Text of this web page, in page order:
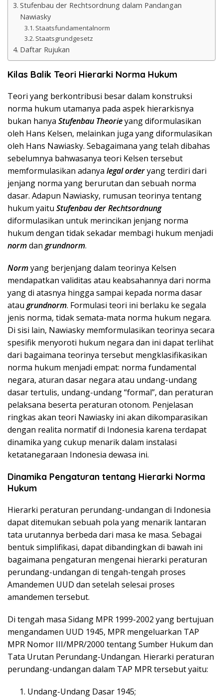
Stufenbau der Rechtsordnung dalam Pandangan
Nawiasky
Staatsfundamentalnorm
Staatsgrundgesetz
Daftar Rujukan
Kilas Balik Teori Hierarki Norma Hukum
Teori yang berkontribusi besar dalam konstruksi
norma hukum utamanya pada aspek hierarkisnya
bukan hanya Stufenbau Theorieyang diformulasikan
oleh Hans Kelsen, melainkan juga yang diformulasikan
oleh Hans Nawiasky. Sebagaimana yang telah dibahas
sebelumnya bahwasanya teori Kelsen tersebut
memformulasikan adanya legal orderyang terdiri dari
jenjang norma yang berurutan dan sebuah norma
dasar. Adapun Nawiasky, rumusan teorinya tentang
hukum yaitu Stufenbau der Rechtsordnung
diformulasikan untuk merincikan jenjang norma
hukum dengan tidak sekadar membagi hukum menjadi
normdan grundnorm.
Normyang berjenjang dalam teorinya Kelsen
mendapatkan validitas atau keabsahannya dari norma
yang di atasnya hingga sampai kepada norma dasar
atau grundnorm. Formulasi teori ini berlaku ke segala
jenis norma, tidak semata-mata norma hukum negara.
Di sisi lain, Nawiasky memformulasikan teorinya secara
spesifik menyoroti hukum negara dan ini dapat terlihat
dari bagaimana teorinya tersebut mengklasifikasikan
norma hukum menjadi empat: norma fundamental
negara, aturan dasar negara atau undang-undang
dasar tertulis, undang-undang “formal”, dan peraturan
pelaksana beserta peraturan otonom. Penjelasan
ringkas akan teori Nawiasky ini akan dikomparasikan
dengan realita normatif di Indonesia karena terdapat
dinamika yang cukup menarik dalam instalasi
ketatanegaraan Indonesia dewasa ini.
Dinamika Pengaturan tentang Hierarki Norma
Hukum
Hierarki peraturan perundang-undangan di Indonesia
dapat ditemukan sebuah pola yang menarik lantaran
tata urutannya berbeda dari masa ke masa. Sebagai
bentuk simplifikasi, dapat dibandingkan di bawah ini
bagaimana pengaturan mengenai hierarki peraturan
perundang-undangan di tengah-tengah proses
Amandemen UUD dan setelah selesai proses
amandemen tersebut.
Di tengah masa Sidang MPR 1999-2002 yang bertujuan
mengandamen UUD 1945, MPR mengeluarkan TAP
MPR Nomor III/MPR/2000 tentang Sumber Hukum dan
Tata Urutan Perundang-Undangan. Hierarki peraturan
perundang-undangan dalam TAP MPR tersebut yaitu:
Undang-Undang Dasar 1945;